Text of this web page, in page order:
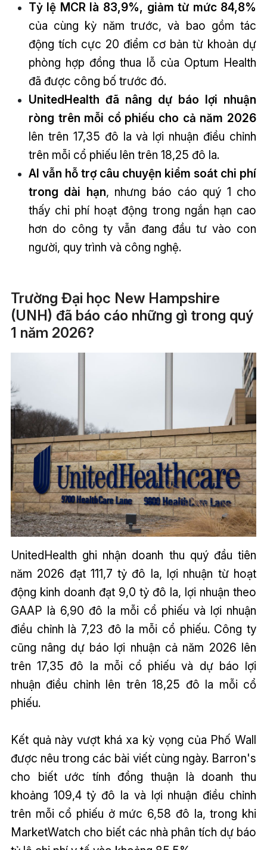
Tỷ lệ MCR là 83,9%, giảm từ mức 84,8%
của cùng kỳ năm trước, và bao gồm tác
động tích cực 20 điểm cơ bản từ khoản dự
phòng hợp đồng thua lỗ của Optum Health
đã được công bố trước đó.
UnitedHealth đã nâng dự báo lợi nhuận
ròng trên mỗi cổ phiếu cho cả năm 2026
lên trên 17,35 đô la và lợi nhuận điều chỉnh
trên mỗi cổ phiếu lên trên 18,25 đô la.
AI vẫn hỗ trợ câu chuyện kiểm soát chi phí
trong dài hạn, nhưng báo cáo quý 1 cho
thấy chi phí hoạt động trong ngắn hạn cao
hơn do công ty vẫn đang đầu tư vào con
người, quy trình và công nghệ.
Trường Đại học New Hampshire
(UNH) đã báo cáo những gì trong quý
1 năm 2026?
UnitedHealth ghi nhận doanh thu quý đầu tiên
năm 2026 đạt 111,7 tỷ đô la, lợi nhuận từ hoạt
động kinh doanh đạt 9,0 tỷ đô la, lợi nhuận theo
GAAP là 6,90 đô la mỗi cổ phiếu và lợi nhuận
điều chỉnh là 7,23 đô la mỗi cổ phiếu. Công ty
cũng nâng dự báo lợi nhuận cả năm 2026 lên
trên 17,35 đô la mỗi cổ phiếu và dự báo lợi
nhuận điều chỉnh lên trên 18,25 đô la mỗi cổ
phiếu.
Kết quả này vượt khá xa kỳ vọng của Phố Wall
được nêu trong các bài viết cùng ngày. Barron's
cho biết ước tính đồng thuận là doanh thu
khoảng 109,4 tỷ đô la và lợi nhuận điều chỉnh
trên mỗi cổ phiếu ở mức 6,58 đô la, trong khi
MarketWatch cho biết các nhà phân tích dự báo